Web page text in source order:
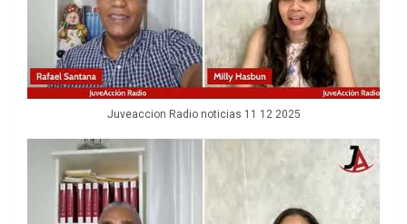
Juveaccion Radio noticias 11 12 2025